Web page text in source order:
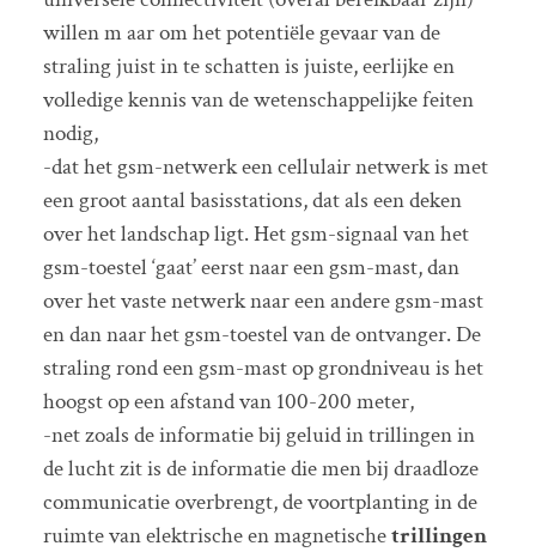
willen m aar om het potentiële gevaar van de
straling juist in te schatten is juiste, eerlijke en
volledige kennis van de wetenschappelijke feiten
nodig,
-dat het gsm-netwerk een cellulair netwerk is met
een groot aantal basisstations, dat als een deken
over het landschap ligt. Het gsm-signaal van het
gsm-toestel ‘gaat’ eerst naar een gsm-mast, dan
over het vaste netwerk naar een andere gsm-mast
en dan naar het gsm-toestel van de ontvanger. De
straling rond een gsm-mast op grondniveau is het
hoogst op een afstand van 100-200 meter,
-net zoals de informatie bij geluid in trillingen in
de lucht zit is de informatie die men bij draadloze
communicatie overbrengt, de voortplanting in de
ruimte van elektrische en magnetischetrillingen